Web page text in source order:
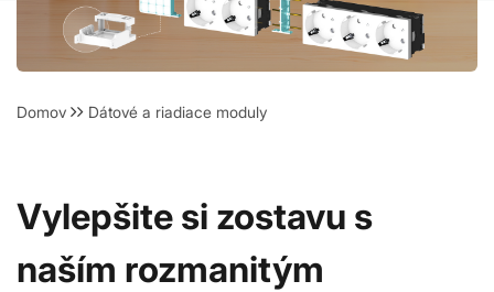
Domov Dátové a riadiace moduly
Vylepšite si zostavu s
naším rozmanitým